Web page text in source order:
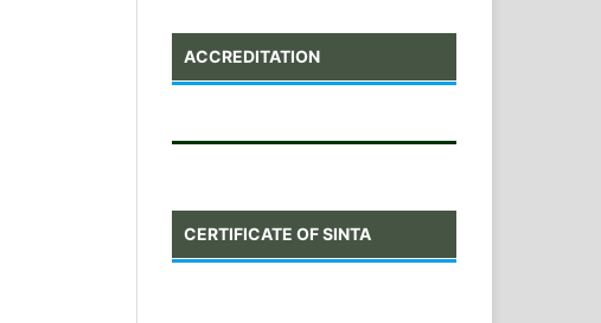
ACCREDITATION
CERTIFICATE OF SINTA